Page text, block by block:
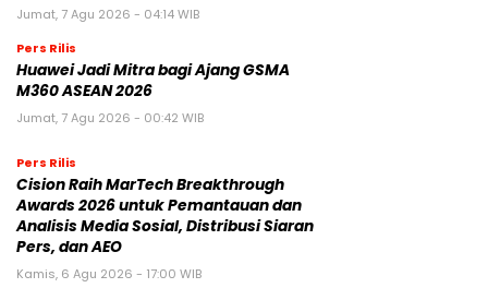
Jumat, 7 Agu 2026 - 04:14 WIB
Pers Rilis
Huawei Jadi Mitra bagi Ajang GSMA
M360 ASEAN 2026
Jumat, 7 Agu 2026 - 00:42 WIB
Pers Rilis
Cision Raih MarTech Breakthrough
Awards 2026 untuk Pemantauan dan
Analisis Media Sosial, Distribusi Siaran
Pers, dan AEO
Kamis, 6 Agu 2026 - 17:00 WIB